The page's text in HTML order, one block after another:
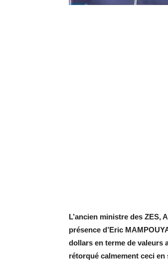
L’ancien ministre des ZES,
présence d’Eric
dollars en terme de valeurs
rétorqué calmement ceci